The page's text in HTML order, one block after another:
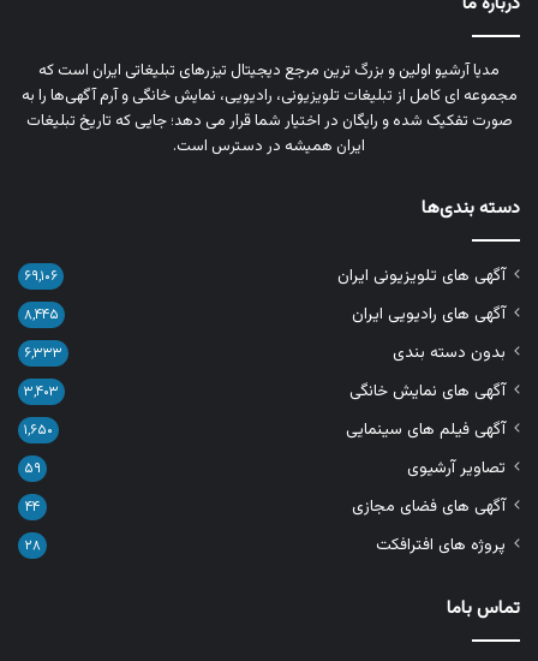
مدیا آرشیو اولین و بزرگ‌ ترین مرجع دیجیتال تیزرهای تبلیغاتی ایران است که
مجموعه‌ ای کامل از تبلیغات تلویزیونی، رادیویی، نمایش خانگی و آرم‌ آگهی‌ها را به‌
صورت تفکیک‌ شده و رایگان در اختیار شما قرار می‌ دهد؛ جایی که تاریخ تبلیغات
ایران همیشه در دسترس است.
دسته بندی‌ها
آگهی های تلویزیونی ایران ۶۹,۱۰۶
آگهی های رادیویی ایران ۸,۴۴۵
بدون دسته بندی ۶,۳۳۳
آگهی های نمایش خانگی ۳,۴۰۳
آگهی فیلم های سینمایی ۱,۶۵۰
تصاویر آرشیوی ۵۹
آگهی های فضای مجازی ۴۴
پروژه های افترافکت ۲۸
تماس باما